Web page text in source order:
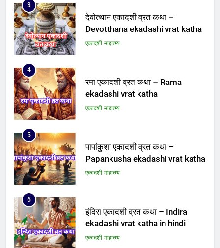
3
देवोत्थान एकादशी व्रत कथा –
Devotthana ekadashi vrat katha
एकादशी माहात्म्य
4
रमा एकादशी व्रत कथा – Rama
ekadashi vrat katha
एकादशी माहात्म्य
5
पापांकुशा एकादशी व्रत कथा –
Papankusha ekadashi vrat katha
एकादशी माहात्म्य
6
इंदिरा एकादशी व्रत कथा – Indira
ekadashi vrat katha in hindi
एकादशी माहात्म्य